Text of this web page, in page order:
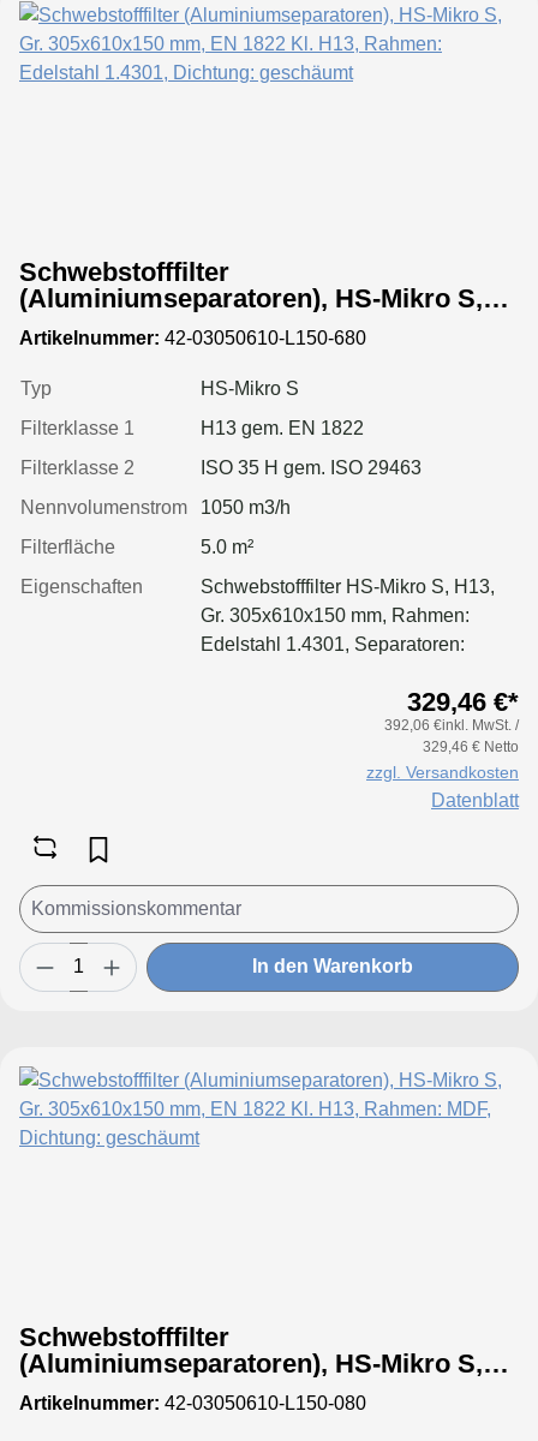
Schwebstofffilter
(Aluminiumseparatoren), HS-Mikro S,
Gr. 305x610x150 mm, EN 1822 Kl. H13,
Rahmen: Edelstahl 1.4301, Dichtung:
geschäumt
Artikelnummer: 42-03050610-L150-680
Typ
HS-Mikro S
Filterklasse 1
H13 gem. EN 1822
Filterklasse 2
ISO 35 H gem. ISO 29463
Nennvolumenstrom
1050 m3/h
Filterfläche
5.0 m²
Eigenschaften
Schwebstofffilter HS-Mikro S, H13,
Gr. 305x610x150 mm, Rahmen:
Edelstahl 1.4301, Separatoren:
329,46 €*
392,06 €inkl. MwSt. /
329,46 € Netto
zzgl. Versandkosten
Datenblatt
In den Warenkorb
Schwebstofffilter
(Aluminiumseparatoren), HS-Mikro S,
Gr. 305x610x150 mm, EN 1822 Kl. H13,
Rahmen: MDF, Dichtung: geschäumt
Artikelnummer: 42-03050610-L150-080